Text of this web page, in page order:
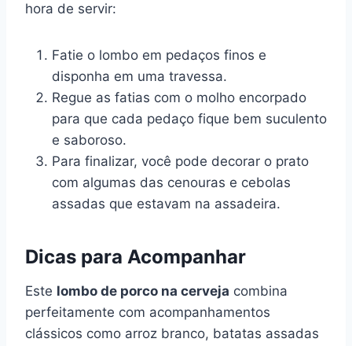
hora de servir:
Fatie o lombo em pedaços finos e
disponha em uma travessa.
Regue as fatias com o molho encorpado
para que cada pedaço fique bem suculento
e saboroso.
Para finalizar, você pode decorar o prato
com algumas das cenouras e cebolas
assadas que estavam na assadeira.
Dicas para Acompanhar
Este lombo de porco na cerveja combina
perfeitamente com acompanhamentos
clássicos como arroz branco, batatas assadas